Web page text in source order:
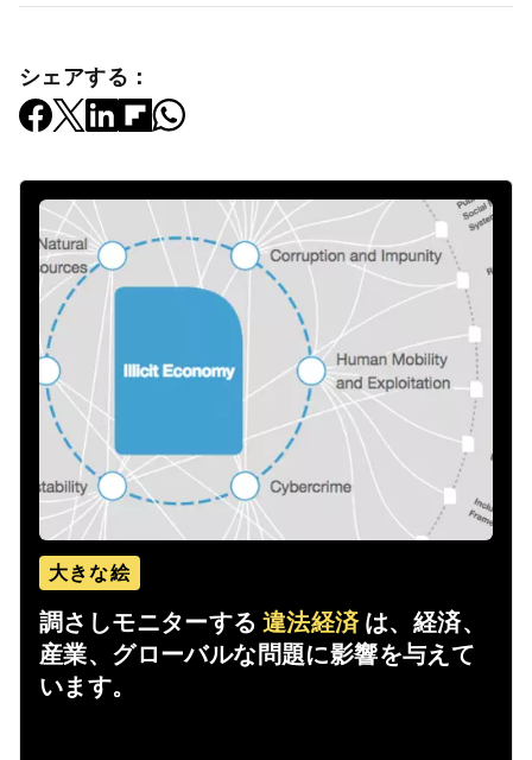
シェアする：
大きな絵
調さしモニターする 違法経済 は、経済、
産業、グローバルな問題に影響を与えて
います。